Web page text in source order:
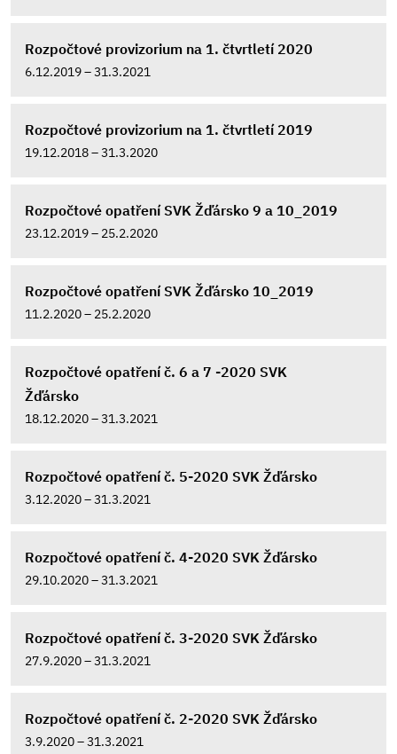
Rozpočtové provizorium na 1. čtvrtletí 2020
6.12.2019 – 31.3.2021
Rozpočtové provizorium na 1. čtvrtletí 2019
19.12.2018 – 31.3.2020
Rozpočtové opatření SVK Žďársko 9 a 10_2019
23.12.2019 – 25.2.2020
Rozpočtové opatření SVK Žďársko 10_2019
11.2.2020 – 25.2.2020
Rozpočtové opatření č. 6 a 7 -2020 SVK
Žďársko
18.12.2020 – 31.3.2021
Rozpočtové opatření č. 5-2020 SVK Žďársko
3.12.2020 – 31.3.2021
Rozpočtové opatření č. 4-2020 SVK Žďársko
29.10.2020 – 31.3.2021
Rozpočtové opatření č. 3-2020 SVK Žďársko
27.9.2020 – 31.3.2021
Rozpočtové opatření č. 2-2020 SVK Žďársko
3.9.2020 – 31.3.2021